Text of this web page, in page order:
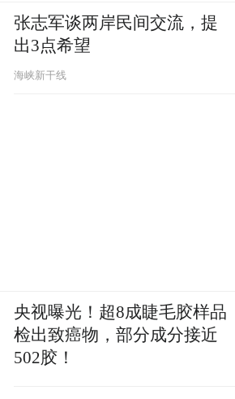
张志军谈两岸民间交流，提
出3点希望
海峡新干线
央视曝光！超8成睫毛胶样品
检出致癌物，部分成分接近
502胶！